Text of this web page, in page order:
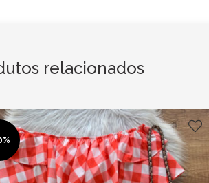
relacionados